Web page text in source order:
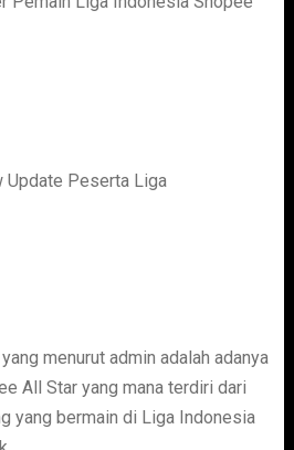
Update Peserta Liga
menurut admin adalah adanya
All Star yang mana terdiri dari
yang bermain di Liga Indonesia